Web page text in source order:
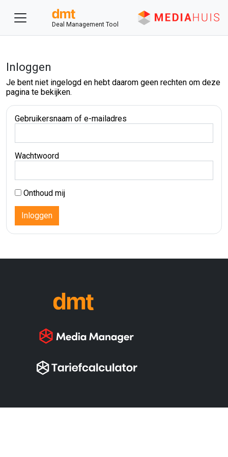
Deal Management Tool
Inloggen
Je bent niet ingelogd en hebt daarom geen rechten om deze
pagina te bekijken.
Gebruikersnaam of e-mailadres
Wachtwoord
Onthoud mij